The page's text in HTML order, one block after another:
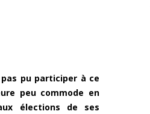
pas pu participer à ce
peu commode en
élections de ses